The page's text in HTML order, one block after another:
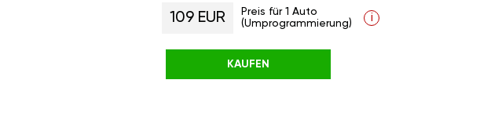
109 EUR
Preis für 1 Auto
(Umprogrammierung)
i
KAUFEN